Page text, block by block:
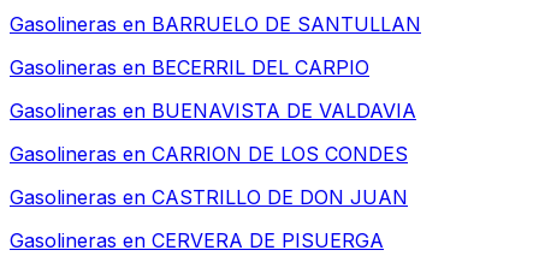
Gasolineras en BARRUELO DE SANTULLAN
Gasolineras en BECERRIL DEL CARPIO
Gasolineras en BUENAVISTA DE VALDAVIA
Gasolineras en CARRION DE LOS CONDES
Gasolineras en CASTRILLO DE DON JUAN
Gasolineras en CERVERA DE PISUERGA